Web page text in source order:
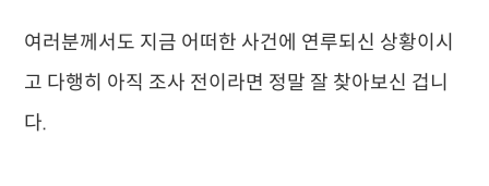
여러분께서도 지금 어떠한 사건에 연루되신 상황이시
고 다행히 아직 조사 전이라면 정말 잘 찾아보신 겁니
다.